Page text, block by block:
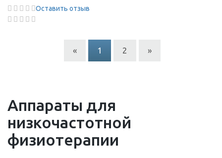
Оставить отзыв
« 1 2 »
Аппараты для
низкочастотной
физиотерапии